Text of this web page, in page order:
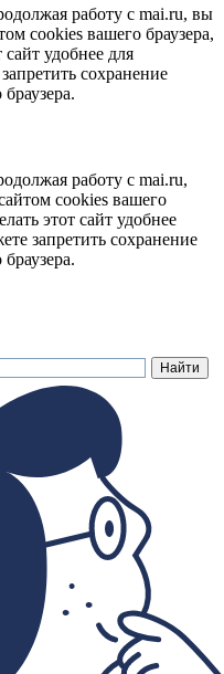
работу с mai.ru, вы
cookies вашего браузера,
удобнее для
сохранение
работу с mai.ru,
cookies вашего
этот сайт удобнее
запретить сохранение